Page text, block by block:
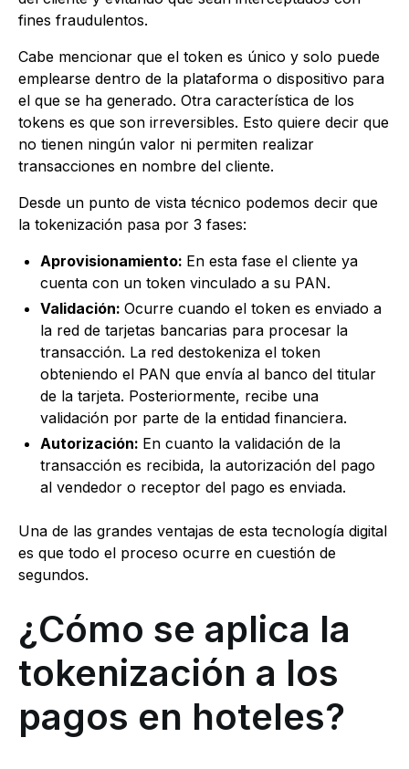
fines fraudulentos.
Cabe mencionar que el token es único y solo puede
emplearse dentro de la plataforma o dispositivo para
el que se ha generado. Otra característica de los
tokens es que son irreversibles. Esto quiere decir que
no tienen ningún valor ni permiten realizar
transacciones en nombre del cliente.
Desde un punto de vista técnico podemos decir que
la tokenización pasa por 3 fases:
Aprovisionamiento: En esta fase el cliente ya
cuenta con un token vinculado a su PAN.
Validación: Ocurre cuando el token es enviado a
la red de tarjetas bancarias para procesar la
transacción. La red destokeniza el token
obteniendo el PAN que envía al banco del titular
de la tarjeta. Posteriormente, recibe una
validación por parte de la entidad financiera.
Autorización: En cuanto la validación de la
transacción es recibida, la autorización del pago
al vendedor o receptor del pago es enviada.
Una de las grandes ventajas de esta tecnología digital
es que todo el proceso ocurre en cuestión de
segundos.
¿Cómo se aplica la
tokenización a los
pagos en hoteles?